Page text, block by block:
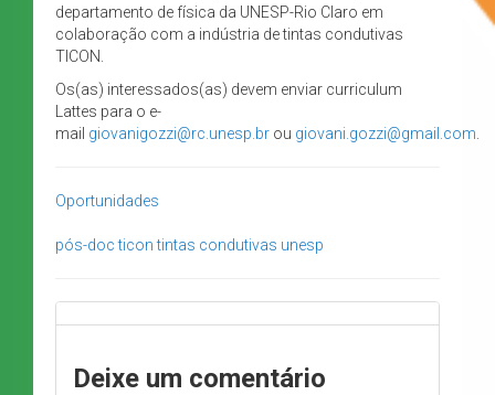
departamento de física da UNESP-Rio Claro em
colaboração com a indústria de tintas condutivas
TICON.
Os(as) interessados(as) devem enviar curriculum
Lattes para o e-
mail giovanigozzi@rc.unesp.br ou giovani.gozzi@gmail.com
Oportunidades
pós-doc ticon tintas condutivas unesp
Deixe um comentário